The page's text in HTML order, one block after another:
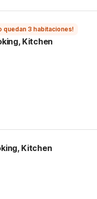
quedan 3 habitaciones!
Kitchen
Kitchen